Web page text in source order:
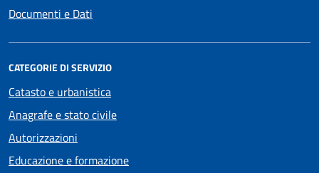
Documenti e Dati
CATEGORIE DI SERVIZIO
Catasto e urbanistica
Anagrafe e stato civile
Autorizzazioni
Educazione e formazione